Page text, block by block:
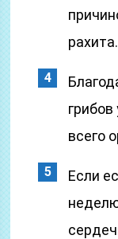
рахита.
всего
Если